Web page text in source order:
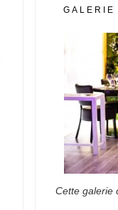
GALERIE
Cette galerie